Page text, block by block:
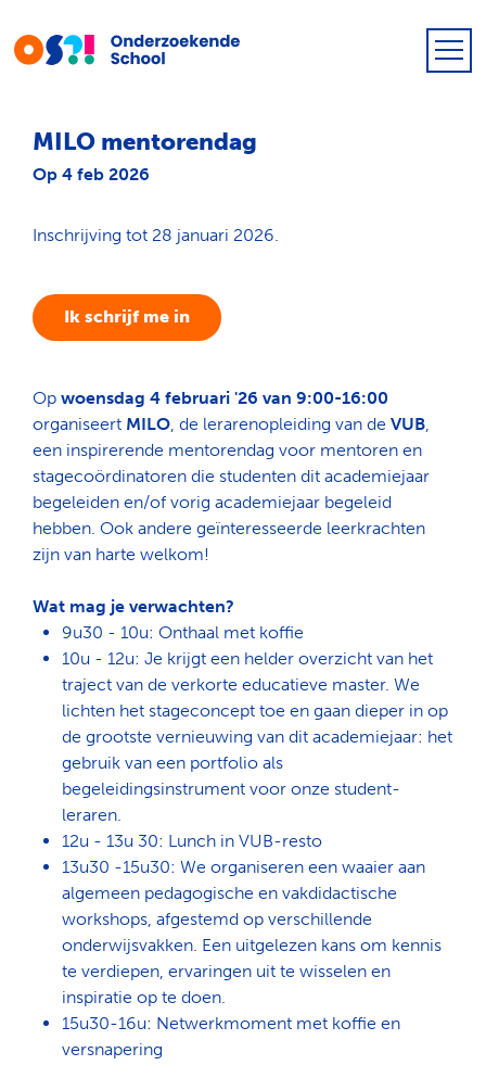
MILO mentorendag
Op 4 feb 2026
Inschrijving tot 28 januari 2026.
Ik schrijf me in
Op woensdag 4 februari '26 van 9:00-16:00
organiseert MILO, de lerarenopleiding van deVUB,
een inspirerende mentorendag voor mentoren en
stagecoördinatoren die studenten dit academiejaar
begeleiden en/of vorig academiejaar begeleid
hebben. Ook andere geïnteresseerde leerkrachten
zijn van harte welkom!
Wat mag je verwachten?
9u30 - 10u: Onthaal met koffie
10u - 12u: Je krijgt een helder overzicht van het
traject van de verkorte educatieve master. We
lichten het stageconcept toe en gaan dieper in op
de grootste vernieuwing van dit academiejaar: het
gebruik van een portfolio als
begeleidingsinstrument voor onze student-
leraren.
12u - 13u 30: Lunch in VUB-resto
13u30 -15u30: We organiseren een waaier aan
algemeen pedagogische en vakdidactische
workshops, afgestemd op verschillende
onderwijsvakken. Een uitgelezen kans om kennis
te verdiepen, ervaringen uit te wisselen en
inspiratie op te doen.
15u30-16u: Netwerkmoment met koffie en
versnapering